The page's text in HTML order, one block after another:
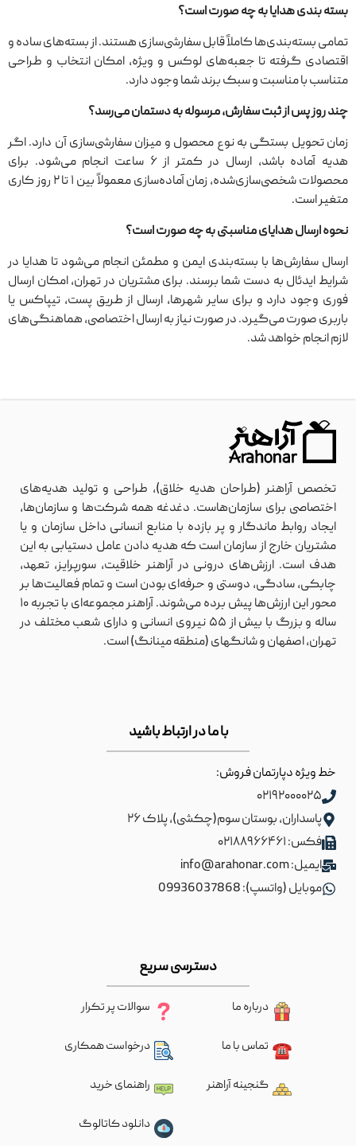
بسته ‌بندی هدایا به چه صورت است؟
تمامی بسته‌بندی‌ها کاملاً قابل سفارشی‌سازی هستند. از بسته‌های ساده و
اقتصادی گرفته تا جعبه‌های لوکس و ویژه، امکان انتخاب و طراحی
متناسب با مناسبت و سبک برند شما وجود دارد.
چند روز پس از ثبت سفارش، مرسوله به دستمان می‌رسد؟
زمان تحویل بستگی به نوع محصول و میزان سفارشی‌سازی آن دارد. اگر
هدیه آماده باشد، ارسال در کمتر از ۶ ساعت انجام می‌شود. برای
محصولات شخصی‌سازی‌شده، زمان آماده‌سازی معمولاً بین ۱ تا ۲ روز کاری
متغیر است.
نحوه ارسال هدایای مناسبتی به چه صورت است؟
ارسال سفارش‌ها با بسته‌بندی ایمن و مطمئن انجام می‌شود تا هدایا در
شرایط ایدئال به دست شما برسند. برای مشتریان در تهران، امکان ارسال
فوری وجود دارد و برای سایر شهرها، ارسال از طریق پست، تیپاکس یا
باربری صورت می‌گیرد. در صورت نیاز به ارسال اختصاصی، هماهنگی‌های
لازم انجام خواهد شد.
تخصص آراهنر (طراحان هدیه خلاق)، طراحی و تولید هدیه‌های
اختصاصی برای سازمان‌هاست. دغدغه همه شرکت‌ها و سازمان‌ها،
ایجاد روابط ماندگار و پر بازده با منابع انسانی داخل سازمان و یا
مشتریان خارج از سازمان است که هدیه دادن عامل دستیابی به این
هدف است. ارزش‌های درونی در آراهنر خلاقیت، سورپرایز، تعهد،
چابکی، سادگی، دوستی و حرفه‌ای بودن است و تمام فعالیت‌ها بر
محور این ارزش‌ها پیش برده می‌شوند. آراهنر مجموعه‌ای با تجربه ۱۰
ساله و بزرگ با بیش از ۵۵ نیروی انسانی و دارای شعب مختلف در
تهران، اصفهان و شانگهای (منطقه مینانگ) است.
با ما در ارتباط باشید
خط ویژه دپارتمان فروش:
۰۲۱۹۲۰۰۰۰۲۵
پاسداران، بوستان سوم(چکشی)، پلاک ۲۶
فکس: ۰۲۱۸۸۹۶۶۴۶۱
ایمیل: info@arahonar.com
موبایل (واتسپ): 09936037868
دسترسی سریع
درباره ما
تماس با ما
گنجینه آراهنر
سوالات پر تکرار
درخواست همکاری
راهنمای خرید
دانلود کاتالوگ